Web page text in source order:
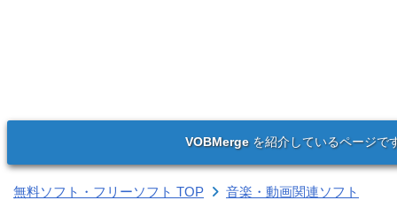
VOBMergeを紹介しているページで
無料ソフト・フリーソフト TOP
音楽・動画関連ソフト